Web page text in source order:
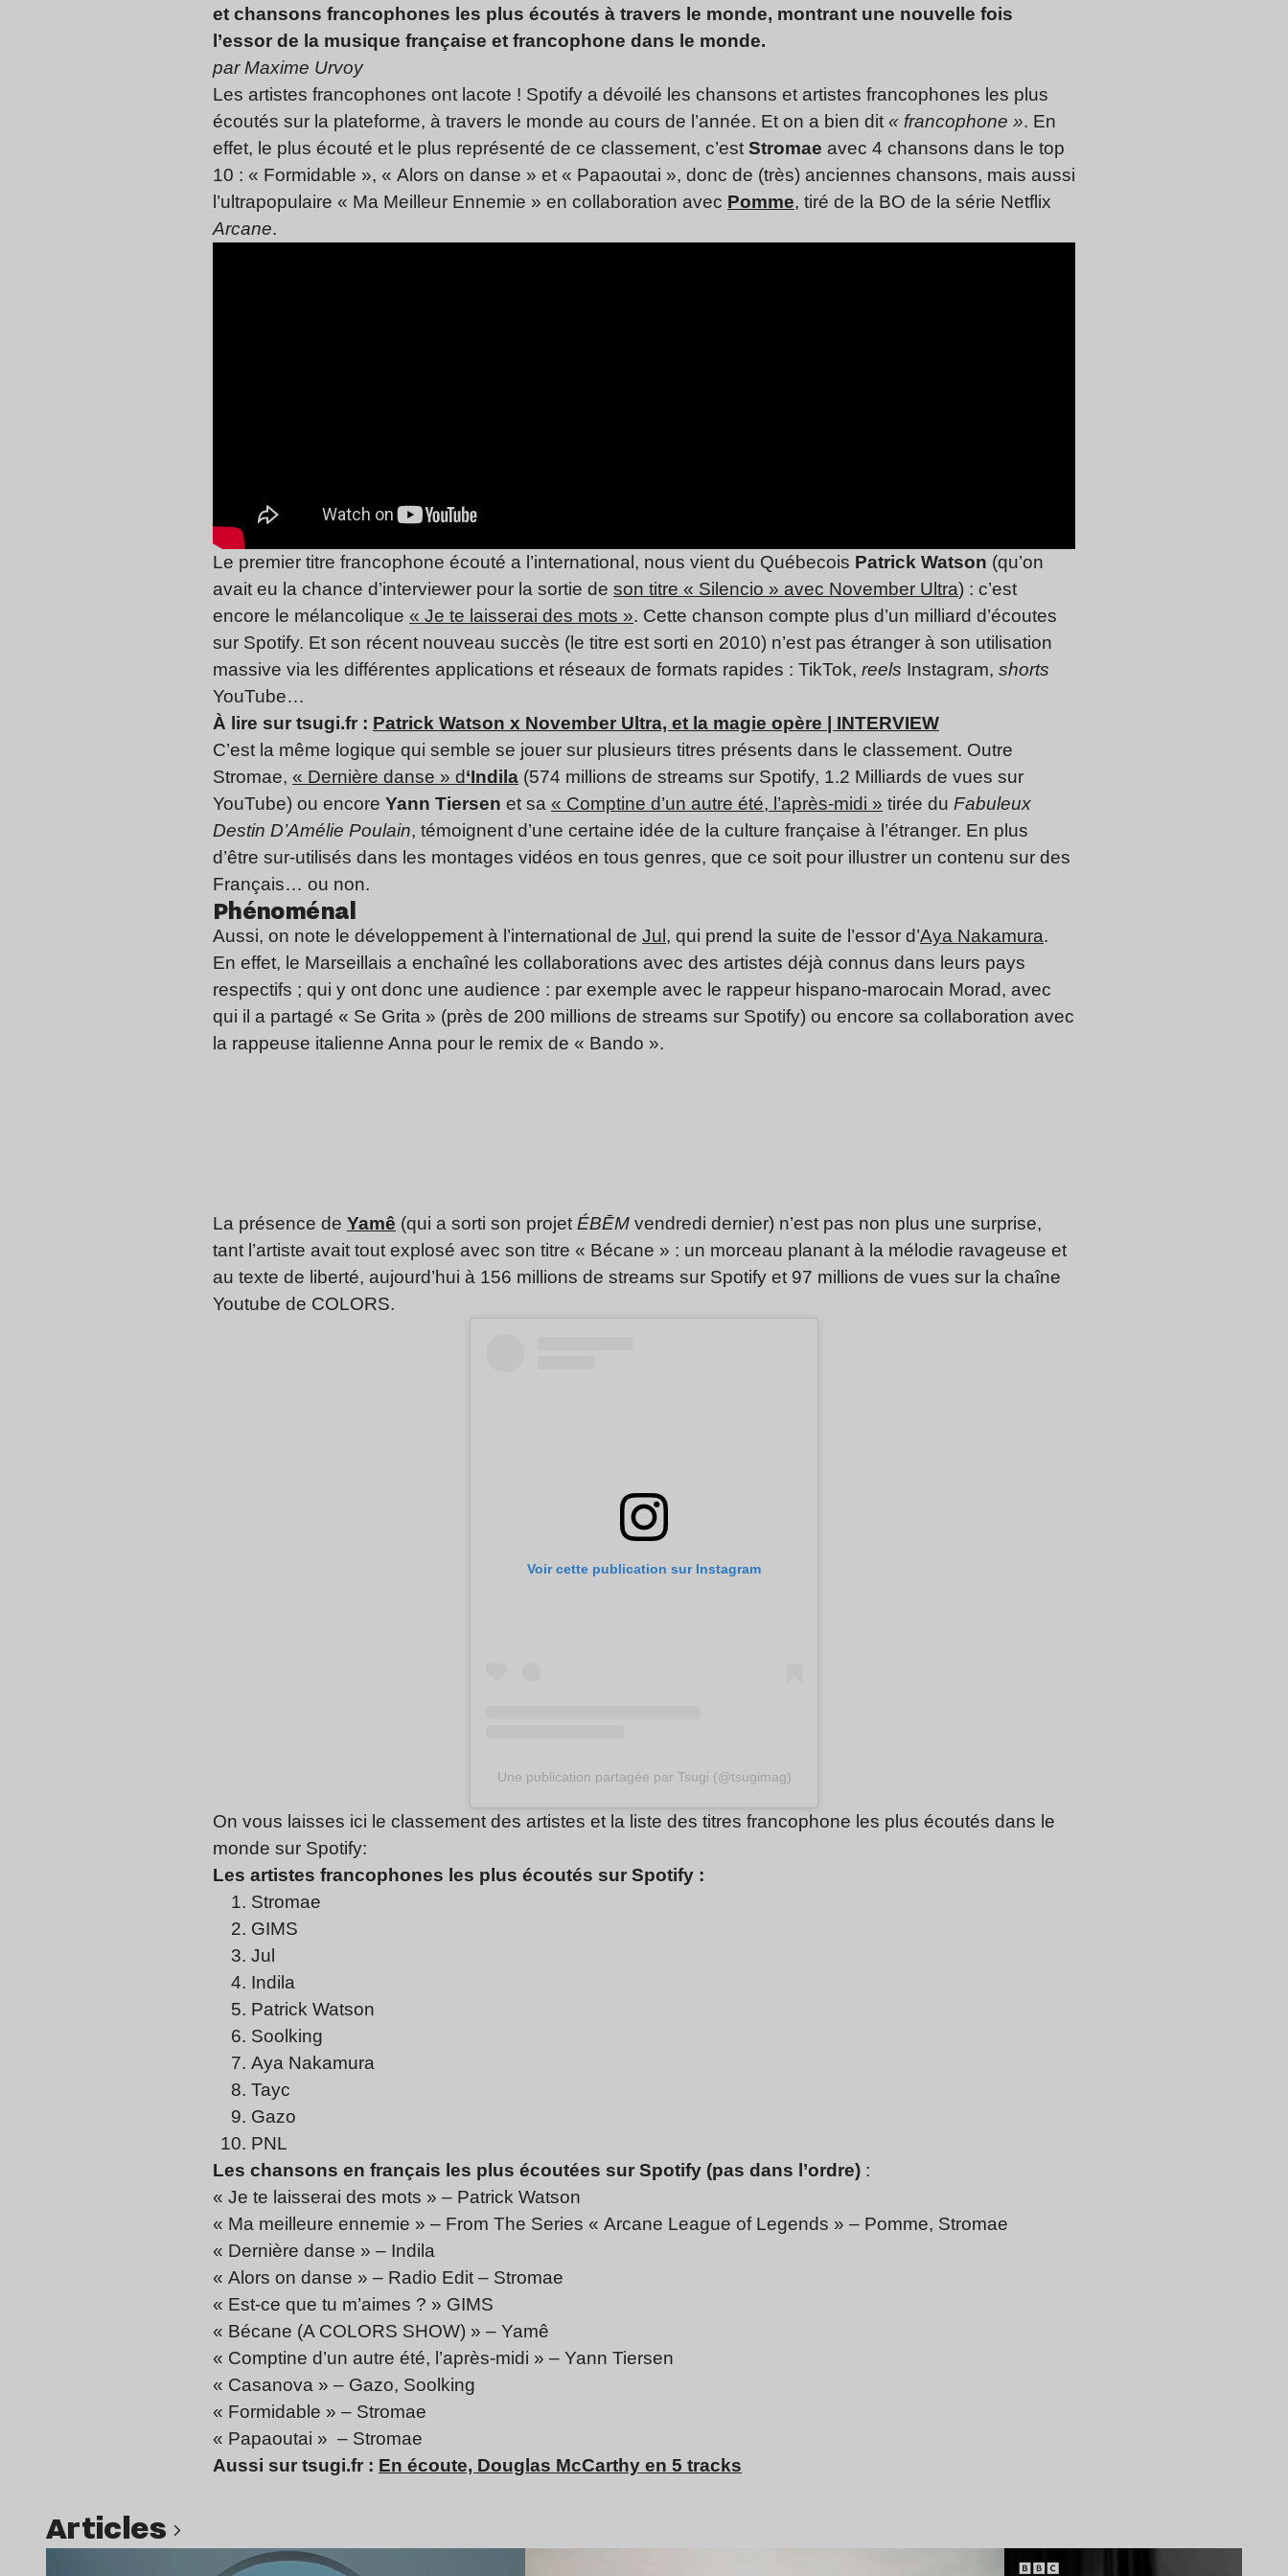
et chansons francophones les plus écoutés à travers le monde, montrant une nouvelle fois
l’essor de la musique française et francophone dans le monde.
par Maxime Urvoy
Les artistes francophones ont lacote ! Spotify a dévoilé les chansons et artistes francophones les plus
écoutés sur la plateforme, à travers le monde au cours de l’année. Et on a bien dit « francophone ». En
effet, le plus écouté et le plus représenté de ce classement, c’est Stromae avec 4 chansons dans le top
10 : « Formidable », « Alors on danse » et « Papaoutai », donc de (très) anciennes chansons, mais aussi
l’ultrapopulaire « Ma Meilleur Ennemie » en collaboration avec Pomme, tiré de la BO de la série Netflix
Arcane.
Le premier titre francophone écouté a l’international, nous vient du Québecois Patrick Watson (qu’on
avait eu la chance d’interviewer pour la sortie de son titre « Silencio » avec November Ultra) : c’est
encore le mélancolique « Je te laisserai des mots ». Cette chanson compte plus d’un milliard d’écoutes
sur Spotify. Et son récent nouveau succès (le titre est sorti en 2010) n’est pas étranger à son utilisation
massive via les différentes applications et réseaux de formats rapides : TikTok, reels Instagram, shorts
YouTube…
À lire sur tsugi.fr : Patrick Watson x November Ultra, et la magie opère | INTERVIEW
C’est la même logique qui semble se jouer sur plusieurs titres présents dans le classement. Outre
Stromae, « Dernière danse » d‘Indila (574 millions de streams sur Spotify, 1.2 Milliards de vues sur
YouTube) ou encore Yann Tiersen et sa « Comptine d’un autre été, l’après-midi » tirée du Fabuleux
Destin D’Amélie Poulain, témoignent d’une certaine idée de la culture française à l’étranger. En plus
d’être sur-utilisés dans les montages vidéos en tous genres, que ce soit pour illustrer un contenu sur des
Français… ou non.
Phénoménal
Aussi, on note le développement à l’international de Jul , qui prend la suite de l’essor d’Aya Nakamura.
En effet, le Marseillais a enchaîné les collaborations avec des artistes déjà connus dans leurs pays
respectifs ; qui y ont donc une audience : par exemple avec le rappeur hispano-marocain Morad, avec
qui il a partagé « Se Grita » (près de 200 millions de streams sur Spotify) ou encore sa collaboration avec
la rappeuse italienne Anna pour le remix de « Bando ».
La présence de Yamê (qui a sorti son projet ÉBĒM vendredi dernier) n’est pas non plus une surprise,
tant l’artiste avait tout explosé avec son titre « Bécane » : un morceau planant à la mélodie ravageuse et
au texte de liberté, aujourd’hui à 156 millions de streams sur Spotify et 97 millions de vues sur la chaîne
Youtube de COLORS.
Voir cette publication sur Instagram
Une publication partagée par Tsugi (@tsugimag)
On vous laisses ici le classement des artistes et la liste des titres francophone les plus écoutés dans le
monde sur Spotify:
Les artistes francophones les plus écoutés sur Spotify :
Stromae
GIMS
Jul
Indila
Patrick Watson
Soolking
Aya Nakamura
Tayc
Gazo
PNL
Les chansons en français les plus écoutées sur Spotify (pas dans l’ordre) :
« Je te laisserai des mots » – Patrick Watson
« Ma meilleure ennemie » – From The Series « Arcane League of Legends » – Pomme, Stromae
« Dernière danse » – Indila
« Alors on danse » – Radio Edit – Stromae
« Est-ce que tu m’aimes ? » GIMS
« Bécane (A COLORS SHOW) » – Yamê
« Comptine d’un autre été, l’après-midi » – Yann Tiersen
« Casanova » – Gazo, Soolking
« Formidable » – Stromae
« Papaoutai » – Stromae
Aussi sur tsugi.fr : En écoute, Douglas McCarthy en 5 tracks
Articles
Lire l’article